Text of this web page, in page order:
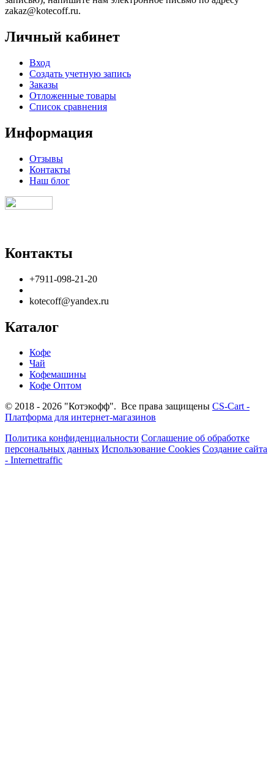
zakaz@kotecoff.ru.
Личный кабинет
Вход
Создать учетную запись
Заказы
Отложенные товары
Список сравнения
Информация
Отзывы
Контакты
Наш блог
Контакты
+7911-098-21-20
kotecoff@yandex.ru
Каталог
Кофе
Чай
Кофемашины
Кофе Оптом
© 2018 - 2026 "Котэкофф". Все права защищены CS-Cart -
Платформа для интернет-магазинов
Политика конфиденциальности Соглашение об обработке
персональных данных Использование Cookies Создание сайта
- Internettraffic